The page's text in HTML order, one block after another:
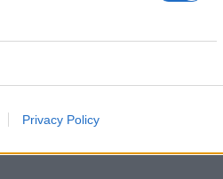
Privacy Policy